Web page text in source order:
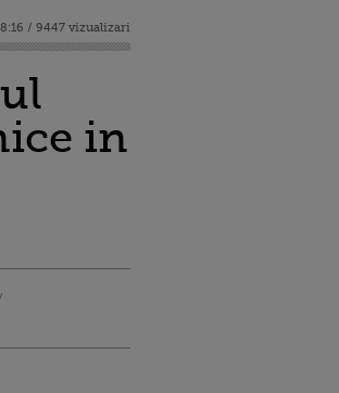
/ 9447 vizualizari
in